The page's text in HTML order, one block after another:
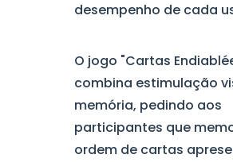
desempenho de cada
O jogo "Cartas
combina estimulação
memória, pedindo aos
participantes que
ordem de cartas